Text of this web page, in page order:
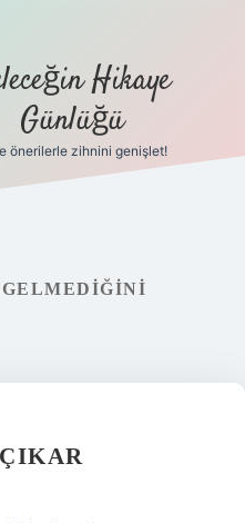
Hikaye
Günlüğü
önerilerle zihnini genişlet!